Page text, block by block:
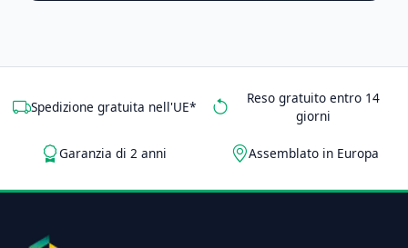
Spedizione gratuita nell'UE*
Reso gratuito entro 14
giorni
Garanzia di 2 anni Assemblato in Europa